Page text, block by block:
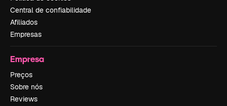
Central de confiabilidade
Afiliados
Empresas
Empresa
Preços
Sobre nós
Reviews